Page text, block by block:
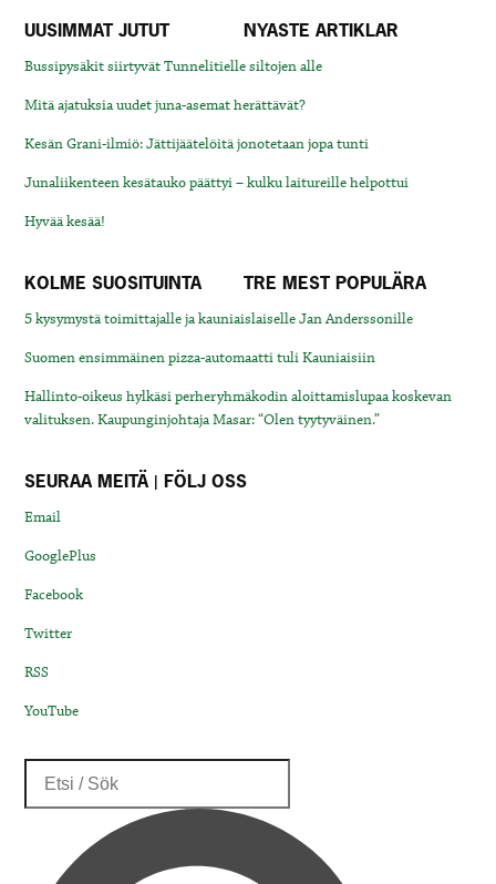
UUSIMMAT JUTUT NYASTE ARTIKLAR
Bussipysäkit siirtyvät Tunnelitielle siltojen alle
Mitä ajatuksia uudet juna-asemat herättävät?
Kesän Grani-ilmiö: Jättijäätelöitä jonotetaan jopa tunti
Junaliikenteen kesätauko päättyi – kulku laitureille helpottui
Hyvää kesää!
KOLME SUOSITUINTA TRE MEST POPULÄRA
5 kysymystä toimittajalle ja kauniaislaiselle Jan Anderssonille
Suomen ensimmäinen pizza-automaatti tuli Kauniaisiin
Hallinto-oikeus hylkäsi perheryhmäkodin aloittamislupaa koskevan
valituksen. Kaupunginjohtaja Masar: “Olen tyytyväinen.”
SEURAA MEITÄ | FÖLJ OSS
Email
GooglePlus
Facebook
Twitter
RSS
YouTube